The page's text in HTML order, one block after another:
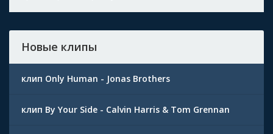
Новые клипы
клип Only Human - Jonas Brothers
клип By Your Side - Calvin Harris & Tom Grennan